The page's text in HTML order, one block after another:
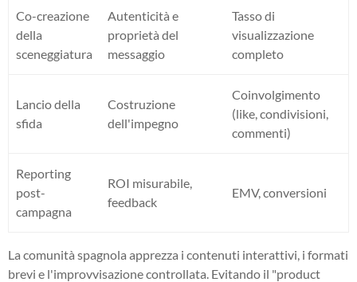
Co-creazione
della
sceneggiatura
Autenticità e
proprietà del
messaggio
Tasso di
visualizzazione
completo
Lancio della
sfida
Costruzione
dell'impegno
Coinvolgimento
(like, condivisioni,
commenti)
Reporting
post-
campagna
ROI misurabile,
feedback
EMV, conversioni
La comunità spagnola apprezza i contenuti interattivi, i formati
brevi e l'improvvisazione controllata. Evitando il "product